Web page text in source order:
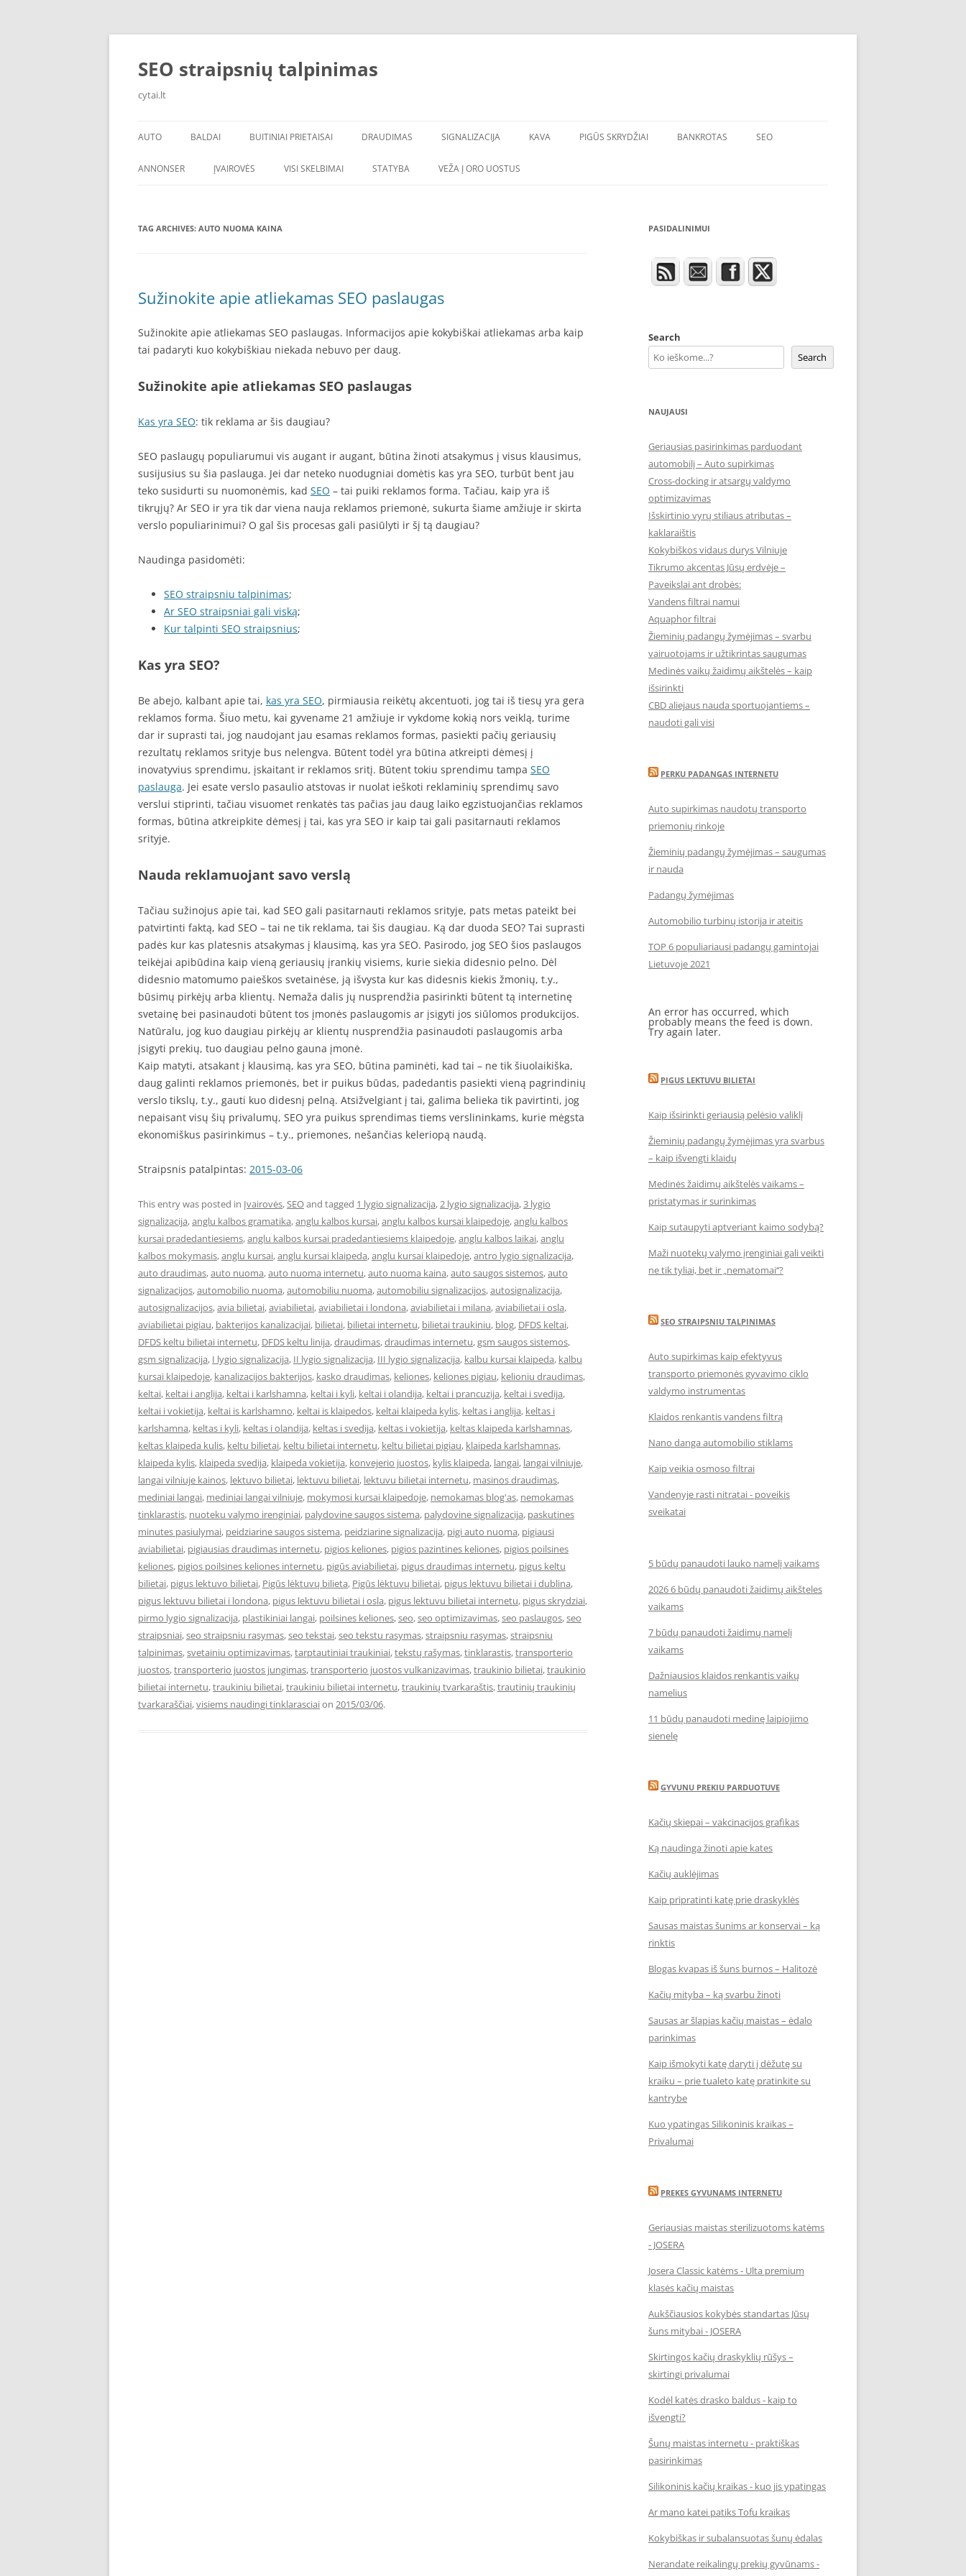
Skip
SEO straipsnių talpinimas
cytai.lt
AUTO
PADANGOS
BALDAI BUITINIAI PRIETAISAI DRAUDIMAS SIGNALIZACIJA KAVA PIGŪS SKRYDŽIAI BANKROTAS SEO
ANNONSER ĮVAIROVĖS VISI SKELBIMAI STATYBA VEŽA Į ORO UOSTUS
TAG ARCHIVES: AUTO NUOMA KAINA
Sužinokite apie atliekamas SEO paslaugas
Sužinokite apie atliekamas SEO paslaugas. Informacijos apie kokybiškai atliekamas arba kaip
tai padaryti kuo kokybiškiau niekada nebuvo per daug.
Sužinokite apie atliekamas SEO paslaugas
Kas yra SEO: tik reklama ar šis daugiau?
SEO paslaugų populiarumui vis augant ir augant, būtina žinoti atsakymus į visus klausimus,
susijusius su šia paslauga. Jei dar neteko nuodugniai domėtis kas yra SEO, turbūt bent jau
teko susidurti su nuomonėmis, kad SEO – tai puiki reklamos forma. Tačiau, kaip yra iš
tikrųjų? Ar SEO ir yra tik dar viena nauja reklamos priemonė, sukurta šiame amžiuje ir skirta
verslo populiarinimui? O gal šis procesas gali pasiūlyti ir šį tą daugiau?
Naudinga pasidomėti:
SEO straipsniu talpinimas;
Ar SEO straipsniai gali viską;
Kur talpinti SEO straipsnius;
Kas yra SEO?
Be abejo, kalbant apie tai, kas yra SEO, pirmiausia reikėtų akcentuoti, jog tai iš tiesų yra gera
reklamos forma. Šiuo metu, kai gyvename 21 amžiuje ir vykdome kokią nors veiklą, turime
dar ir suprasti tai, jog naudojant jau esamas reklamos formas, pasiekti pačių geriausių
rezultatų reklamos srityje bus nelengva. Būtent todėl yra būtina atkreipti dėmesį į
inovatyvius sprendimu, įskaitant ir reklamos sritį. Būtent tokiu sprendimu tampa SEO
paslauga. Jei esate verslo pasaulio atstovas ir nuolat ieškoti reklaminių sprendimų savo
verslui stiprinti, tačiau visuomet renkatės tas pačias jau daug laiko egzistuojančias reklamos
formas, būtina atkreipkite dėmesį į tai, kas yra SEO ir kaip tai gali pasitarnauti reklamos
srityje.
Nauda reklamuojant savo verslą
Tačiau sužinojus apie tai, kad SEO gali pasitarnauti reklamos srityje, pats metas pateikt bei
patvirtinti faktą, kad SEO – tai ne tik reklama, tai šis daugiau. Ką dar duoda SEO? Tai suprasti
padės kur kas platesnis atsakymas į klausimą, kas yra SEO. Pasirodo, jog SEO šios paslaugos
teikėjai apibūdina kaip vieną geriausių įrankių visiems, kurie siekia didesnio pelno. Dėl
didesnio matomumo paieškos svetainėse, ją išvysta kur kas didesnis kiekis žmonių, t.y.,
būsimų pirkėjų arba klientų. Nemaža dalis jų nusprendžia pasirinkti būtent tą internetinę
svetainę bei pasinaudoti būtent tos įmonės paslaugomis ar įsigyti jos siūlomos produkcijos.
Natūralu, jog kuo daugiau pirkėjų ar klientų nusprendžia pasinaudoti paslaugomis arba
įsigyti prekių, tuo daugiau pelno gauna įmonė.
Kaip matyti, atsakant į klausimą, kas yra SEO, būtina paminėti, kad tai – ne tik šiuolaikiška,
daug galinti reklamos priemonės, bet ir puikus būdas, padedantis pasiekti vieną pagrindinių
verslo tikslų, t.y., gauti kuo didesnį pelną. Atsižvelgiant į tai, galima belieka tik pavirtinti, jog
nepaisant visų šių privalumų, SEO yra puikus sprendimas tiems verslininkams, kurie mėgsta
ekonomiškus pasirinkimus – t.y., priemones, nešančias keleriopą naudą.
Straipsnis patalpintas: 2015-03-06
This entry was posted in Įvairovės,SEOand tagged 1 lygio signalizacija,2 lygio signalizacija,3 lygio
signalizacija,anglu kalbos gramatika,anglu kalbos kursai,anglu kalbos kursai klaipedoje,anglu kalbos
kursai pradedantiesiems,anglu kalbos kursai pradedantiesiems klaipedoje,anglu kalbos laikai,anglu
kalbos mokymasis,anglu kursai,anglu kursai klaipeda,anglu kursai klaipedoje,antro lygio signalizacija,
auto draudimas,auto nuoma,auto nuoma internetu,auto nuoma kaina,auto saugos sistemos,auto
signalizacijos,automobilio nuoma,automobiliu nuoma,automobiliu signalizacijos,autosignalizacija,
autosignalizacijos,avia bilietai,aviabilietai,aviabilietai i londona,aviabilietai i milana,aviabilietai i osla,
aviabilietai pigiau, bakterijos kanalizacijai, bilietai, bilietai internetu, bilietai traukiniu, blog, DFDS keltai,
DFDS keltu bilietai internetu, DFDS keltu linija,draudimas,draudimas internetu,gsm saugos sistemos,
gsm signalizacija, I lygio signalizacija, II lygio signalizacija, III lygio signalizacija, kalbu kursai klaipeda, kalbu
kursai klaipedoje, kanalizacijos bakterijos, kasko draudimas, keliones, keliones pigiau, kelioniu draudimas,
keltai, keltai i anglija, keltai i karlshamna, keltai i kyli, keltai i olandija, keltai i prancuzija, keltai i svedija,
keltai i vokietija, keltai is karlshamno, keltai is klaipedos, keltai klaipeda kylis, keltas i anglija, keltas i
karlshamna, keltas i kyli, keltas i olandija, keltas i svedija, keltas i vokietija, keltas klaipeda karlshamnas,
keltas klaipeda kulis, keltu bilietai, keltu bilietai internetu, keltu bilietai pigiau, klaipeda karlshamnas,
klaipeda kylis, klaipeda svedija, klaipeda vokietija, konvejerio juostos, kylis klaipeda, langai, langai vilniuje,
langai vilniuje kainos, lektuvo bilietai, lektuvu bilietai, lektuvu bilietai internetu, masinos draudimas,
mediniai langai, mediniai langai vilniuje, mokymosi kursai klaipedoje, nemokamas blog'as, nemokamas
tinklarastis, nuoteku valymo irenginiai, palydovine saugos sistema, palydovine signalizacija, paskutines
minutes pasiulymai, peidziarine saugos sistema, peidziarine signalizacija, pigi auto nuoma, pigiausi
aviabilietai, pigiausias draudimas internetu, pigios keliones, pigios pazintines keliones, pigios poilsines
keliones, pigios poilsines keliones internetu, pigūs aviabilietai, pigus draudimas internetu, pigus keltu
bilietai, pigus lektuvo bilietai, Pigūs lėktuvų bilieta, Pigūs lėktuvų bilietai, pigus lektuvu bilietai i dublina,
pigus lektuvu bilietai i londona, pigus lektuvu bilietai i osla, pigus lektuvu bilietai internetu, pigus skrydziai,
pirmo lygio signalizacija, plastikiniai langai, poilsines keliones,seo,seo optimizavimas,seo paslaugos,seo
straipsniai,seo straipsniu rasymas,seo tekstai,seo tekstu rasymas,straipsniu rasymas,straipsniu
talpinimas,svetainiu optimizavimas,tarptautiniai traukiniai,tekstų rašymas,tinklarastis,transporterio
juostos,transporterio juostos jungimas,transporterio juostos vulkanizavimas,traukinio bilietai,traukinio
bilietai internetu,traukiniu bilietai,traukiniu bilietai internetu,traukinių tvarkaraštis,trautinių traukinių
tvarkaraščiai,visiems naudingi tinklarasciaion 2015/03/06.
PASIDALINIMUI
Search
Search
NAUJAUSI
Geriausias pasirinkimas parduodant
automobilį – Auto supirkimas
Cross-docking ir atsargų valdymo
optimizavimas
Išskirtinio vyrų stiliaus atributas –
kaklaraištis
Kokybiškos vidaus durys Vilniuje
Tikrumo akcentas Jūsų erdvėje –
Paveikslai ant drobės:
Vandens filtrai namui
Aquaphor filtrai
Žieminių padangų žymėjimas – svarbu
vairuotojams ir užtikrintas saugumas
Medinės vaikų žaidimų aikštelės – kaip
išsirinkti
CBD aliejaus nauda sportuojantiems –
naudoti gali visi
PERKU PADANGAS INTERNETU
Auto supirkimas naudotų transporto
priemonių rinkoje
Žieminių padangų žymėjimas – saugumas
ir nauda
Padangų žymėjimas
Automobilio turbinų istorija ir ateitis
TOP 6 populiariausi padangų gamintojai
Lietuvoje 2021
An error has occurred, which
probably means the feed is down.
Try again later.
PIGUS LEKTUVU BILIETAI
Kaip išsirinkti geriausią pelėsio valiklį
Žieminių padangų žymėjimas yra svarbus
– kaip išvengti klaidų
Medinės žaidimų aikštelės vaikams –
pristatymas ir surinkimas
Kaip sutaupyti aptveriant kaimo sodybą?
Maži nuotekų valymo įrenginiai gali veikti
ne tik tyliai, bet ir „nematomai‘‘?
SEO STRAIPSNIU TALPINIMAS
Auto supirkimas kaip efektyvus
transporto priemonės gyvavimo ciklo
valdymo instrumentas
Klaidos renkantis vandens filtrą
Nano danga automobilio stiklams
Kaip veikia osmoso filtrai
Vandenyje rasti nitratai - poveikis
sveikatai
5 būdų panaudoti lauko namelį vaikams
2026 6 būdų panaudoti žaidimų aikšteles
vaikams
7 būdų panaudoti žaidimų namelį
vaikams
Dažniausios klaidos renkantis vaikų
namelius
11 būdų panaudoti medinę laipiojimo
sienelę
GYVUNU PREKIU PARDUOTUVE
Kačių skiepai – vakcinacijos grafikas
Ką naudinga žinoti apie kates
Kačių auklėjimas
Kaip pripratinti katę prie draskyklės
Sausas maistas šunims ar konservai – ką
rinktis
Blogas kvapas iš šuns burnos – Halitozė
Kačių mityba – ką svarbu žinoti
Sausas ar šlapias kačių maistas – ėdalo
parinkimas
Kaip išmokyti katę daryti į dėžutę su
kraiku – prie tualeto katę pratinkite su
kantrybe
Kuo ypatingas Silikoninis kraikas –
Privalumai
PREKES GYVUNAMS INTERNETU
Geriausias maistas sterilizuotoms katėms
- JOSERA
Josera Classic katėms - Ulta premium
klasės kačių maistas
Aukščiausios kokybės standartas Jūsų
šuns mitybai - JOSERA
Skirtingos kačių draskyklių rūšys –
skirtingi privalumai
Kodėl katės drasko baldus - kaip to
išvengti?
Šunų maistas internetu - praktiškas
pasirinkimas
Silikoninis kačių kraikas - kuo jis ypatingas
Ar mano katei patiks Tofu kraikas
Kokybiškas ir subalansuotas šunų ėdalas
Nerandate reikalingų prekių gyvūnams -